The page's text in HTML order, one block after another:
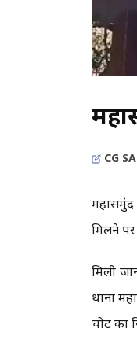
CG
महासमुंद
मिलने
मिली
थाना
चोट का